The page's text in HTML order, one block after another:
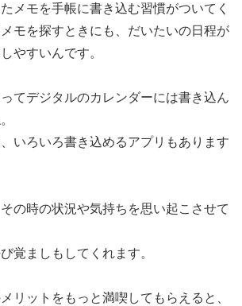
メモを手帳に書き込む習慣がついてく
モを探すときにも、だいたいの日程が
やすいんです。
てデジタルのカレンダーには書き込ん
いろいろ書き込めるアプリもあります
の時の状況や気持ちを思い起こさせて
覚ましもしてくれます。
リットをもっと満喫してもらえると、